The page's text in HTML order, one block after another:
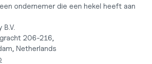
ondernemer die een hekel heeft aan
206-216,
Netherlands